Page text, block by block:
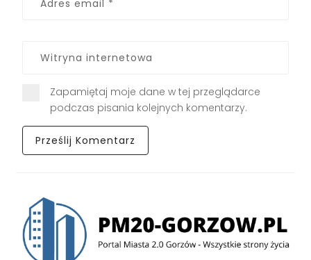
Zapamiętaj moje dane w tej przeglądarce
podczas pisania kolejnych komentarzy.